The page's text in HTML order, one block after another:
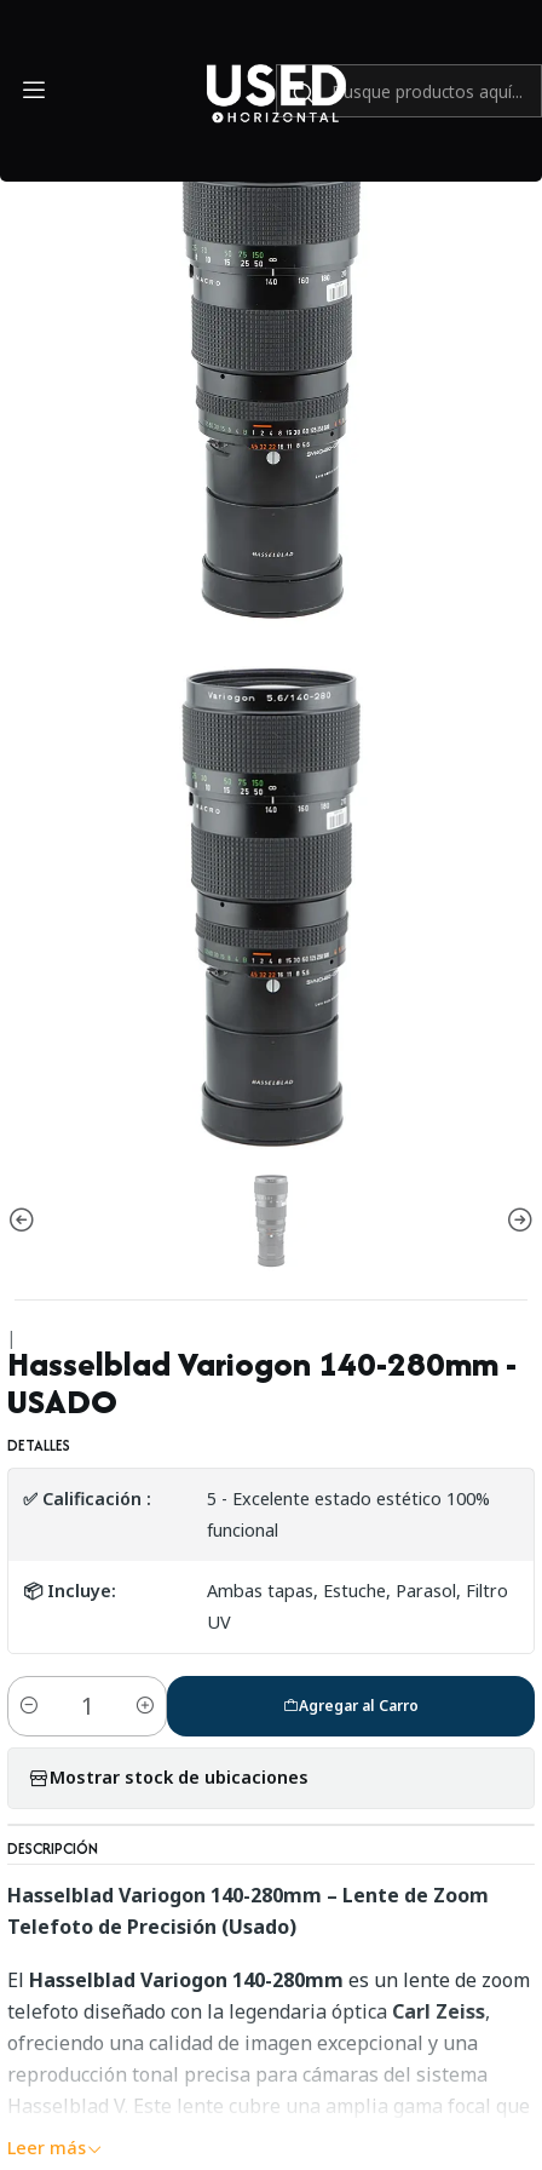
|
Hasselblad Variogon 140-280mm -
USADO
DETALLES
✅ Calificación :
5 - Excelente estado estético 100%
funcional
📦 Incluye:
Ambas tapas, Estuche, Parasol, Filtro
UV
Cantidad
Agregar al Carro
Mostrar stock de ubicaciones
DESCRIPCIÓN
Hasselblad Variogon 140-280mm – Lente de Zoom
Telefoto de Precisión (Usado)
El Hasselblad Variogon 140-280mm es un lente de zoom
telefoto diseñado con la legendaria óptica Carl Zeiss,
ofreciendo una calidad de imagen excepcional y una
reproducción tonal precisa para cámaras del sistema
Hasselblad V. Este lente cubre una amplia gama focal que
permite capturar desde retratos comprimidos hasta
Leer más